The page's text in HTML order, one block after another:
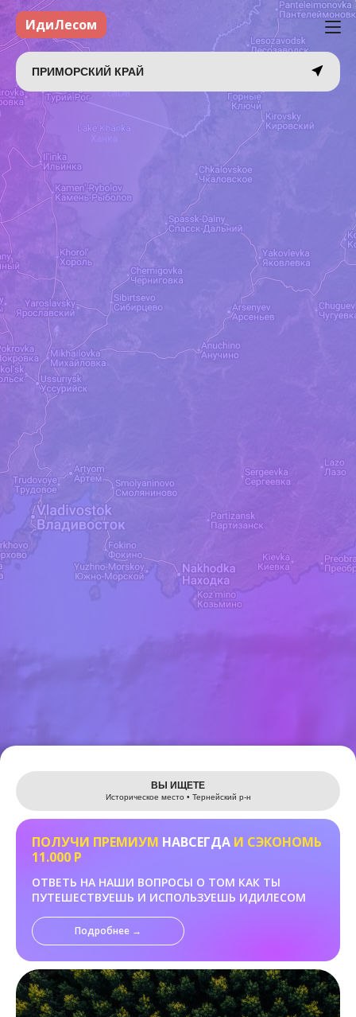
Leaflet
ИдиЛесом
ПРИМОРСКИЙ КРАЙ
ВЫ ИЩЕТЕ
Историческое место • Тернейский р-н
ПОЛУЧИ ПРЕМИУМ НАВСЕГДА И СЭКОНОМЬ
11.000 Р
ОТВЕТЬ НА НАШИ ВОПРОСЫ О ТОМ КАК ТЫ
ПУТЕШЕСТВУЕШЬ И ИСПОЛЬЗУЕШЬ ИДИЛЕСОМ
Подробнее →